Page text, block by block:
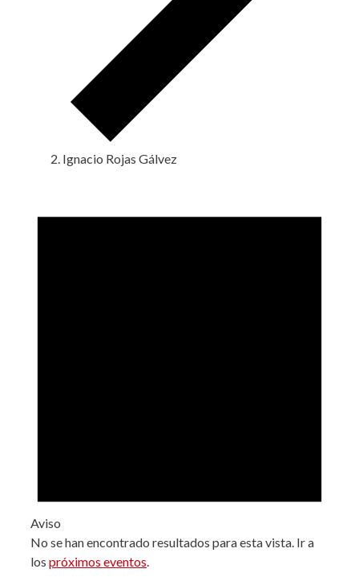
Ignacio Rojas Gálvez
Aviso
No se han encontrado resultados para esta vista. Ir a
los próximos eventos